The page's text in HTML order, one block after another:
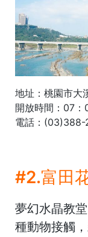
地址：桃園市大
開放時間：07
電話：(03)388-
#2.富田
夢幻水晶教
種動物接觸